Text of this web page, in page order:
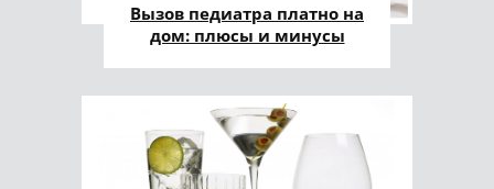
Вызов педиатра платно на
дом: плюсы и минусы